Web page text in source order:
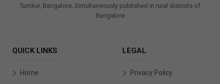
Tumkur, Bangalore, Simultaneously published in rural districts of
Bangalore
QUICK LINKS
Home
LEGAL
Privacy Policy